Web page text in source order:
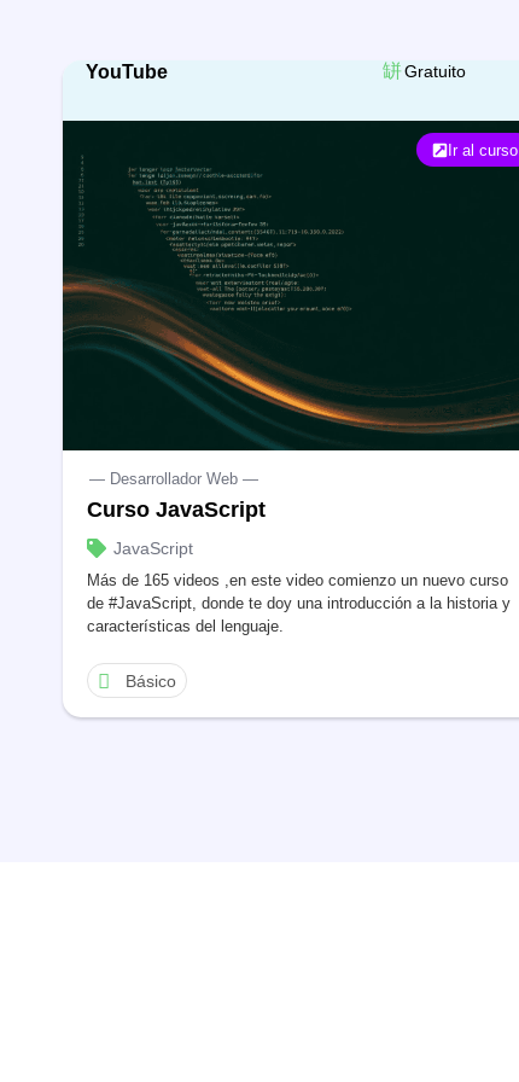
YouTube Gratuito
Ir al curso
— Desarrollador Web —
Curso JavaScript
JavaScript
Más de 165 videos ,en este video comienzo un nuevo curso
de #JavaScript, donde te doy una introducción a la historia y
características del lenguaje.
Básico